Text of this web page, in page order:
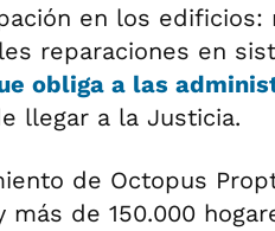
en los edificios:
reparaciones en
obliga a las
llegar a la Justicia.
de Octopus
más de 150.000